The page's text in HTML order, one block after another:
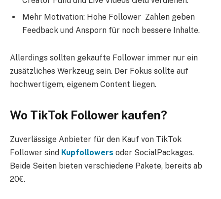
Mehr Motivation: Hohe Follower Zahlen geben
Feedback und Ansporn für noch bessere Inhalte.
Allerdings sollten gekaufte Follower immer nur ein
zusätzliches Werkzeug sein. Der Fokus sollte auf
hochwertigem, eigenem Content liegen.
Wo TikTok Follower kaufen?
Zuverlässige Anbieter für den Kauf von TikTok
Follower sind Kupfollowers oder SocialPackages.
Beide Seiten bieten verschiedene Pakete, bereits ab
20€.